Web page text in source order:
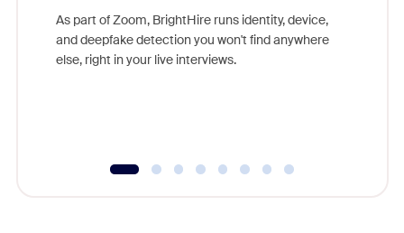
As part of Zoom, BrightHire runs identity, device,
and deepfake detection you won't find anywhere
else, right in your live interviews.